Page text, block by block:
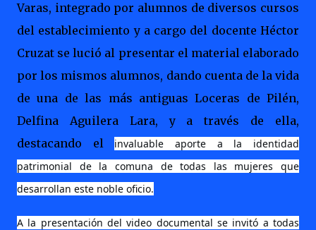
Varas, integrado por alumnos de diversos cursos
del establecimiento y a cargo del docente Héctor
Cruzat se lució al presentar el material elaborado
por los mismos alumnos, dando cuenta de la vida
de una de las más antiguas Loceras de Pilén,
Delfina Aguilera Lara, y a través de ella,
destacando el invaluable aporte a la identidad
patrimonial de la comuna de todas las mujeres que
desarrollan este noble oficio.
A la presentación del video documental se invitó a todas